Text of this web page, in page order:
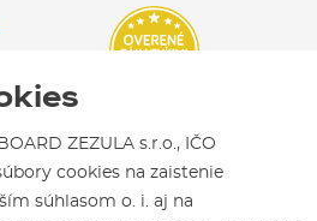
ZEZULA s.r.o., IČO
cookies na zaistenie
súhlasom o. i. aj na